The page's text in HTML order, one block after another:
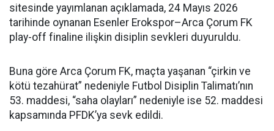
sitesinde yayımlanan açıklamada, 24 Mayıs 2026
tarihinde oynanan Esenler Erokspor–Arca Çorum FK
play-off finaline ilişkin disiplin sevkleri duyuruldu.
Buna göre Arca Çorum FK, maçta yaşanan “çirkin ve
kötü tezahürat” nedeniyle Futbol Disiplin Talimatı’nın
53. maddesi, “saha olayları” nedeniyle ise 52. maddesi
kapsamında PFDK’ya sevk edildi.